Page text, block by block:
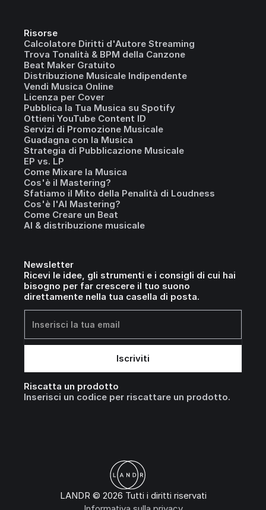
Risorse
Calcolatore Diritti d'Autore Streaming
Trova Tonalità & BPM della Canzone
Beat Maker Gratuito
Distribuzione Musicale Indipendente
Vendi Musica Online
Licenza per Cover
Pubblica la Tua Musica su Spotify
Ottieni YouTube Content ID
Servizi di Promozione Musicale
Guadagna con la Musica
Strategia di Pubblicazione Musicale
EP vs. LP
Come Mixare la Musica
Cos'è il Mastering?
Sfatiamo il Mito della Penalità di Loudness
Cos'è l'AI Mastering?
Come Creare un Beat
AI & distribuzione musicale
Newsletter
Ricevi le idee, gli strumenti e i consigli di cui hai
bisogno per far crescere il tuo suono
direttamente nella tua casella di posta.
Riscatta un prodotto
Inserisci un codice per riscattare un prodotto.
LANDR © 2026 Tutti i diritti riservati